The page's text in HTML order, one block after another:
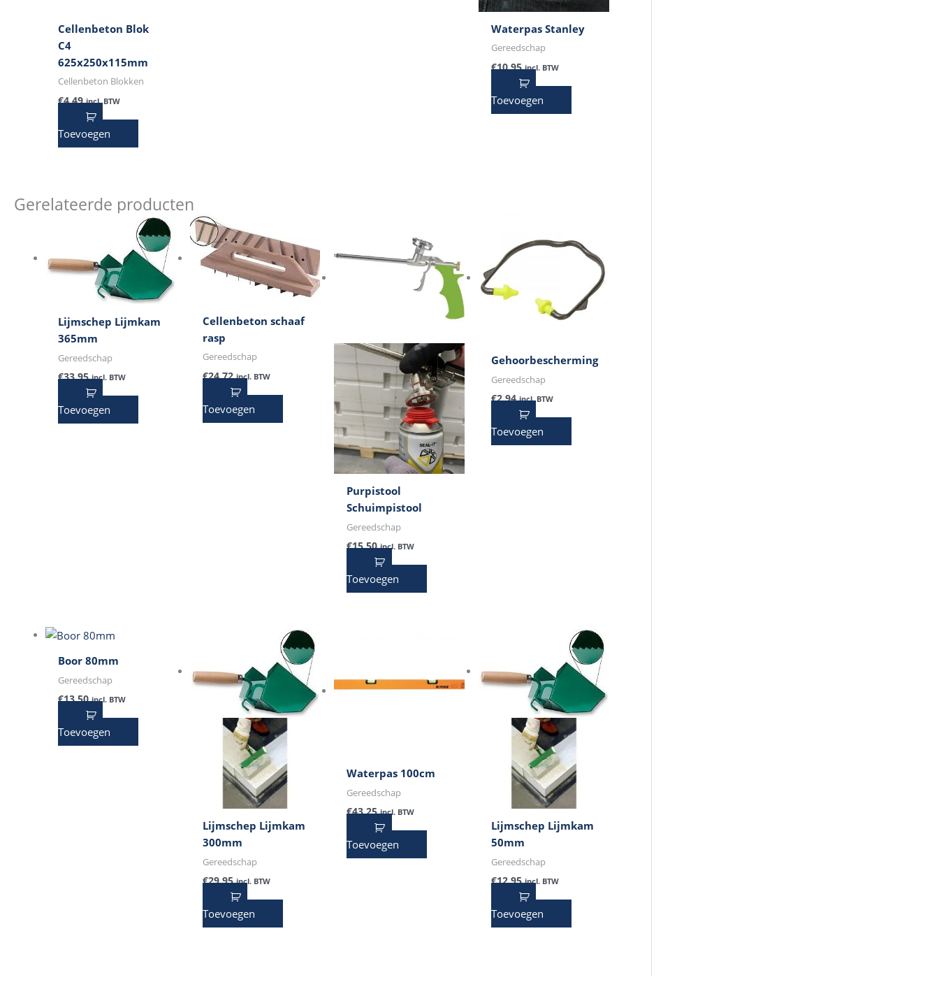
Cellenbeton Blok
C4
625x250x115mm
Cellenbeton Blokken
€4,49 incl. BTW
Toevoegen
Waterpas Stanley
Gereedschap
€10,95 incl. BTW
Toevoegen
Gerelateerde producten
Lijmschep Lijmkam
365mm
Gereedschap
€33,95 incl. BTW
Toevoegen
Cellenbeton schaaf
rasp
Gereedschap
€24,72 incl. BTW
Toevoegen
Purpistool
Schuimpistool
Gereedschap
€15,50 incl. BTW
Toevoegen
Gehoorbescherming
Gereedschap
€2,94 incl. BTW
Toevoegen
Boor 80mm
Gereedschap
€13,50 incl. BTW
Toevoegen
Lijmschep Lijmkam
300mm
Gereedschap
€29,95 incl. BTW
Toevoegen
Waterpas 100cm
Gereedschap
€43,25 incl. BTW
Toevoegen
Lijmschep Lijmkam
50mm
Gereedschap
€12,95 incl. BTW
Toevoegen